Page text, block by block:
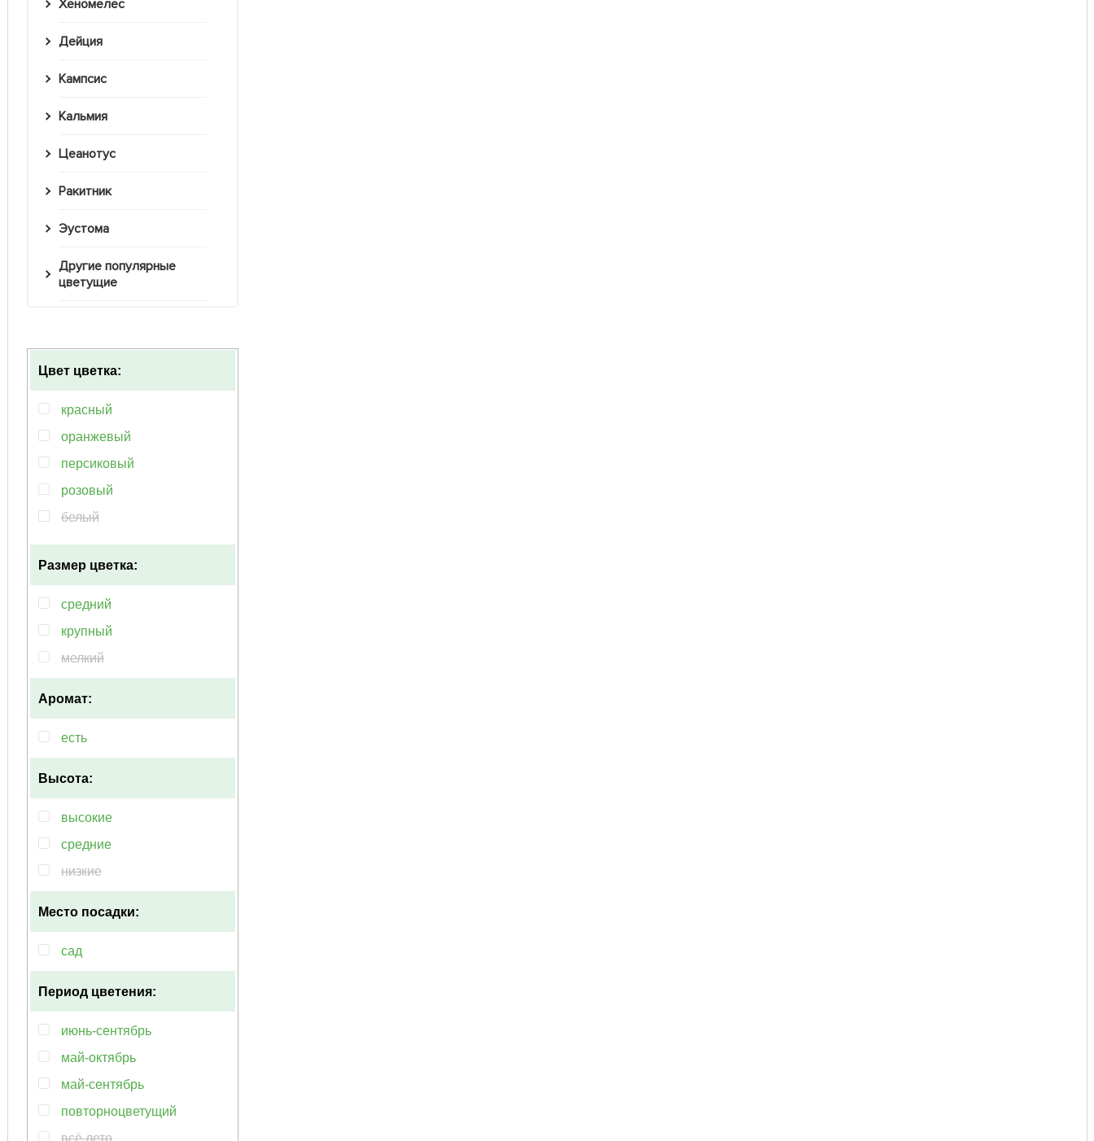
Хеномелес
Дейция
Кампсис
Кальмия
Цеанотус
Ракитник
Эустома
Другие популярные
цветущие
Цвет цветка:
красный
оранжевый
персиковый
розовый
белый
бордовый
голубой
жёлтый
коричневый
кремовый
лососевый
мультиколор
пурпурный
сиреневый
фиолетовый
Размер цветка:
средний
крупный
мелкий
Аромат:
есть
Высота:
высокие
средние
низкие
Место посадки:
сад
Период цветения:
июнь-сентябрь
май-октябрь
май-сентябрь
повторноцветущий